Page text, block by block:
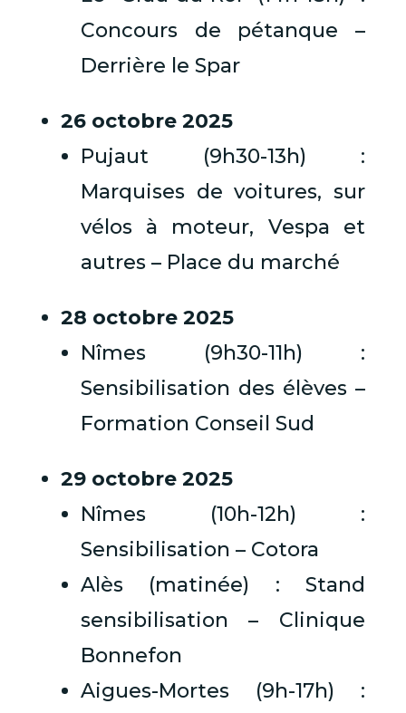
Concours de pétanque –
Derrière le Spar
26 octobre 2025
Pujaut (9h30-13h) :
Marquises de voitures, sur
vélos à moteur, Vespa et
autres – Place du marché
28 octobre 2025
Nîmes (9h30-11h) :
Sensibilisation des élèves –
Formation Conseil Sud
29 octobre 2025
Nîmes (10h-12h) :
Sensibilisation – Cotora
Alès (matinée) : Stand
sensibilisation – Clinique
Bonnefon
Aigues-Mortes (9h-17h) :